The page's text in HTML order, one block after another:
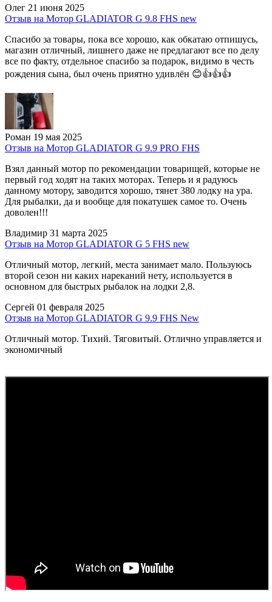
Олег 21 июня 2025
Отзыв на Мотор GLADIATOR G 9.8 FHS new
Спасибо за товары, пока все хорошо, как обкатаю отпишусь,
магазин отличный, лишнего даже не предлагают все по делу
все по факту, отдельное спасибо за подарок, видимо в честь
рождения сына, был очень приятно удивлён 😊👍👍👍
Роман 19 мая 2025
Отзыв на Мотор GLADIATOR G 9.9 PRO FHS
Взял данный мотор по рекомендации товарищей, которые не
первый год ходят на таких моторах. Теперь и я радуюсь
данному мотору, заводится хорошо, тянет 380 лодку на ура.
Для рыбалки, да и вообще для покатушек самое то. Очень
доволен!!!
Владимир 31 марта 2025
Отзыв на Мотор GLADIATOR G 5 FHS new
Отличный мотор, легкий, места занимает мало. Пользуюсь
второй сезон ни каких нареканий нету, используется в
основном для быстрых рыбалок на лодки 2,8.
Сергей 01 февраля 2025
Отзыв на Мотор GLADIATOR G 9.9 FHS New
Отличный мотор. Тихий. Тяговитый. Отлично управляется и
экономичный